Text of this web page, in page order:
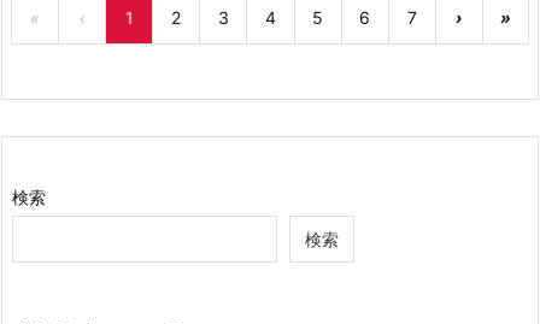
« ‹ 1 2 3 4 5 6 7 › »
検索
検索